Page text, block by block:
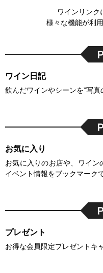
ワインリンク
様々な機能が利
ワイン日記
飲んだワインやシーンを”写真
お気に入り
お気に入りのお店や、ワイン
イベント情報をブックマーク
プレゼント
お得な会員限定プレゼントキ